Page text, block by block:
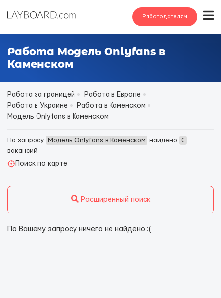
Работодателям
Работа Модель Onlyfans в
Каменском
Работа за границей
Работа в Европе
Работа в Украине
Работа в Каменском
Модель Onlyfans в Каменском
По запросу Модель Onlyfans в Каменском найдено
0
вакансий
Поиск по карте
Расширенный поиск
По Вашему запросу ничего не найдено :(